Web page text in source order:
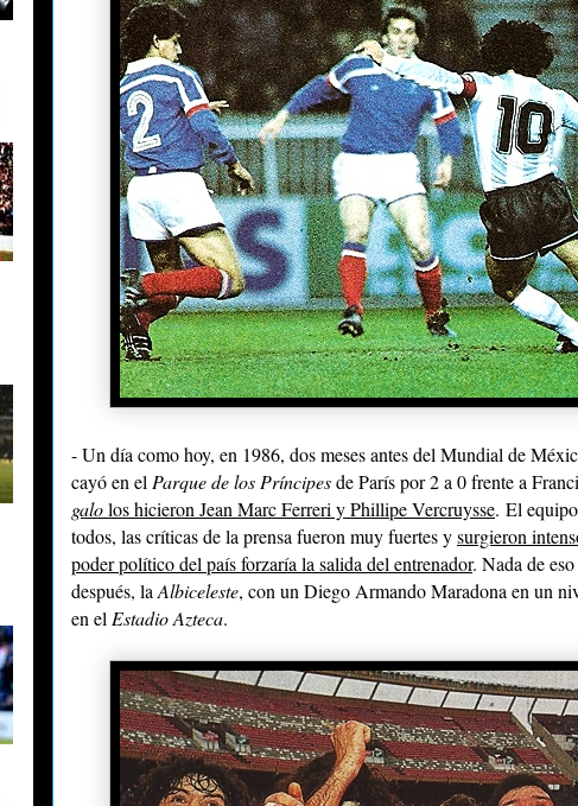
- Un día como hoy, en 1986, dos meses antes del Mundial de
cayó en el Parque de los Príncipesde París por 2 a 0 frente a
galolos hicieron Jean Marc Ferreri y Phillipe Vercruysse. El
todos, las críticas de la prensa fueron muy fuertes ysurgieron
poder político del país forzaría la salida del entrenador. Nada de
después, la Albiceleste, con un Diego Armando Maradona en un
en el Estadio Azteca.